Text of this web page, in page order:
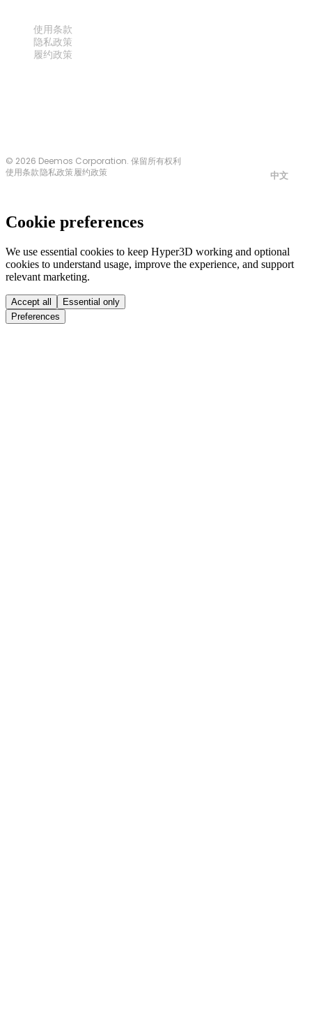
使用条款
隐私政策
履约政策
© 2026 Deemos Corporation. 保留所有权利
使用条款隐私政策履约政策 中文
Cookie preferences
We use essential cookies to keep Hyper3D working and optional
cookies to understand usage, improve the experience, and support
relevant marketing.
Accept all
Essential only
Preferences